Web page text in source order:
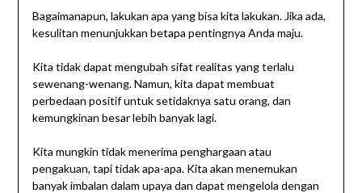
Bagaimanapun, lakukan apa yang bisa kita lakukan. Jika ada,
kesulitan menunjukkan betapa pentingnya Anda maju.
Kita tidak dapat mengubah sifat realitas yang terlalu
sewenang-wenang. Namun, kita dapat membuat
perbedaan positif untuk setidaknya satu orang, dan
kemungkinan besar lebih banyak lagi.
Kita mungkin tidak menerima penghargaan atau
pengakuan, tapi tidak apa-apa. Kita akan menemukan
banyak imbalan dalam upaya dan dapat mengelola dengan